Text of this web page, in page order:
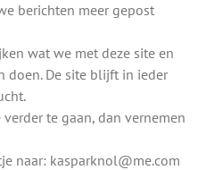
berichten meer gepost
wat we met deze site en
doen. De site blijft in ieder
te gaan, dan vernemen
naar: kasparknol@me.com